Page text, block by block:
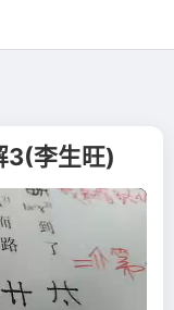
3(李生旺)